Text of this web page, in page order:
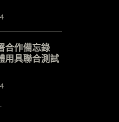
合作備忘錄
用具聯合測試